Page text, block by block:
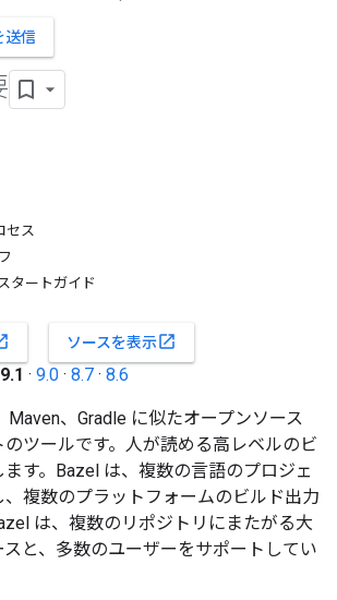
送信
セス
タートガイド
ソースを表示open_in_new
9.1 · 9.0 · 8.7 · 8.6
Maven、Gradle に似たオープンソース
ツールです。人が読める高レベルのビ
す。Bazel は、複数の言語のプロジェ
、複数のプラットフォームのビルド出力
は、複数のリポジトリにまたがる大
と、多数のユーザーをサポートしてい